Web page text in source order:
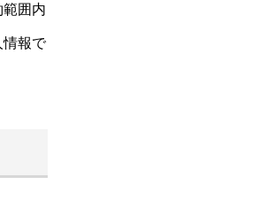
囲内
情報で